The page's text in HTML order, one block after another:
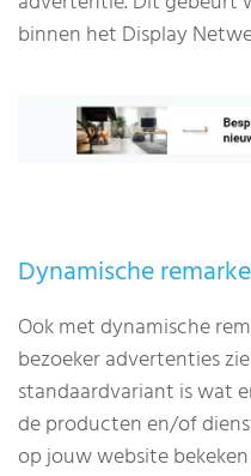
binnen het Display
Dynamische
Ook met dynamische
bezoeker advertenties
standaardvariant is wat
de producten en/of
op jouw website